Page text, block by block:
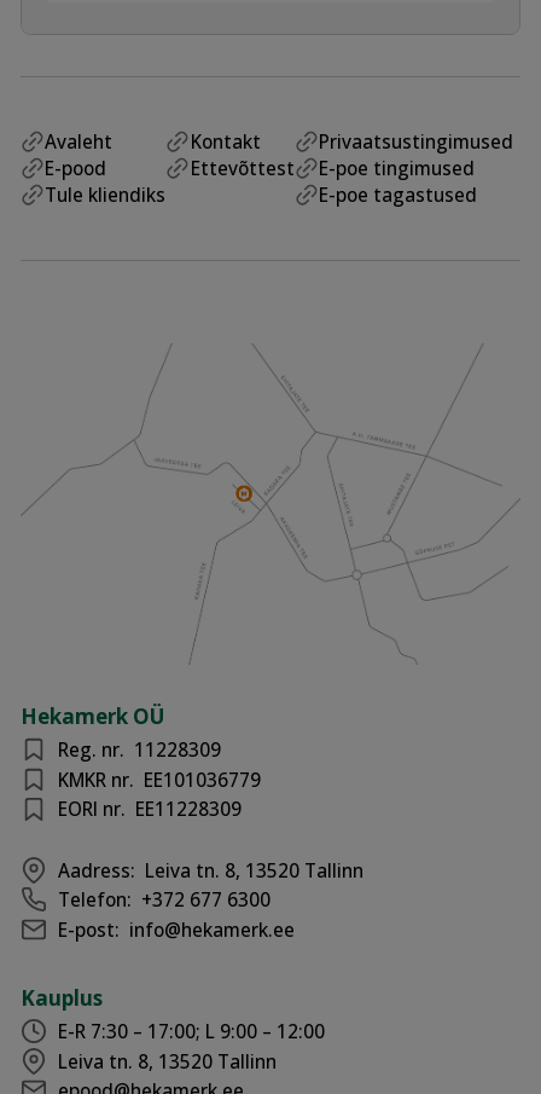
Avaleht
E-pood
Tule kliendiks
Kontakt
Ettevõttest
Privaatsustingimused
E-poe tingimused
E-poe tagastused
Hekamerk OÜ
Reg. nr. 11228309
KMKR nr. EE101036779
EORI nr. EE11228309
Aadress: Leiva tn. 8, 13520 Tallinn
Telefon: +372 677 6300
E-post: info@hekamerk.ee
Kauplus
E-R 7:30 – 17:00; L 9:00 – 12:00
Leiva tn. 8, 13520 Tallinn